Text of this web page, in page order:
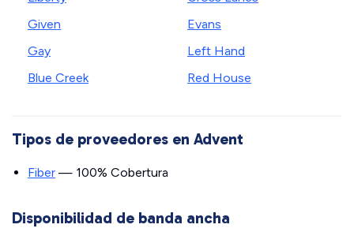
Given
Gay
Blue Creek
Evans
Left Hand
Red House
Tipos de proveedores en Advent
Fiber — 100% Cobertura
Disponibilidad de banda ancha